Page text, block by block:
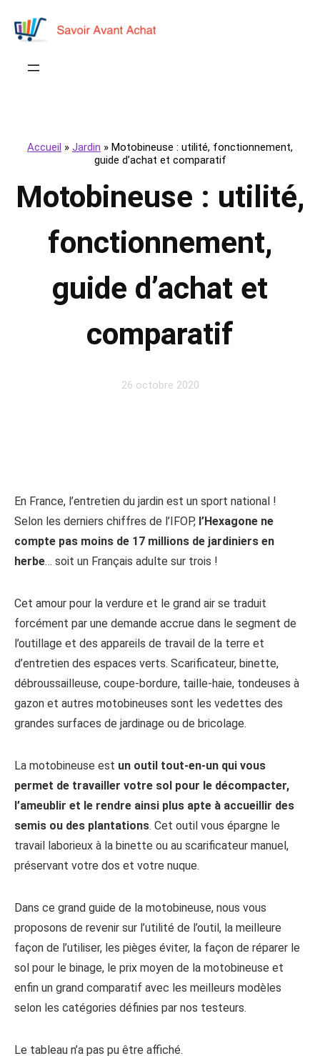
Accueil » Jardin » Motobineuse : utilité, fonctionnement,
guide d’achat et comparatif
Motobineuse : utilité,
fonctionnement,
guide d’achat et
comparatif
26 octobre 2020
En France, l’entretien du jardin est un sport national !
Selon les derniers chiffres de l’IFOP, l’Hexagone ne
compte pas moins de 17 millions de jardiniers en
herbe… soit un Français adulte sur trois !
Cet amour pour la verdure et le grand air se traduit
forcément par une demande accrue dans le segment de
l’outillage et des appareils de travail de la terre et
d’entretien des espaces verts. Scarificateur, binette,
débroussailleuse, coupe-bordure, taille-haie, tondeuses à
gazon et autres motobineuses sont les vedettes des
grandes surfaces de jardinage ou de bricolage.
La motobineuse est un outil tout-en-un qui vous
permet de travailler votre sol pour le décompacter,
l’ameublir et le rendre ainsi plus apte à accueillir des
semis ou des plantations. Cet outil vous épargne le
travail laborieux à la binette ou au scarificateur manuel,
préservant votre dos et votre nuque.
Dans ce grand guide de la motobineuse, nous vous
proposons de revenir sur l’utilité de l’outil, la meilleure
façon de l’utiliser, les pièges éviter, la façon de réparer le
sol pour le binage, le prix moyen de la motobineuse et
enfin un grand comparatif avec les meilleurs modèles
selon les catégories définies par nos testeurs.
Le tableau n’a pas pu être affiché.